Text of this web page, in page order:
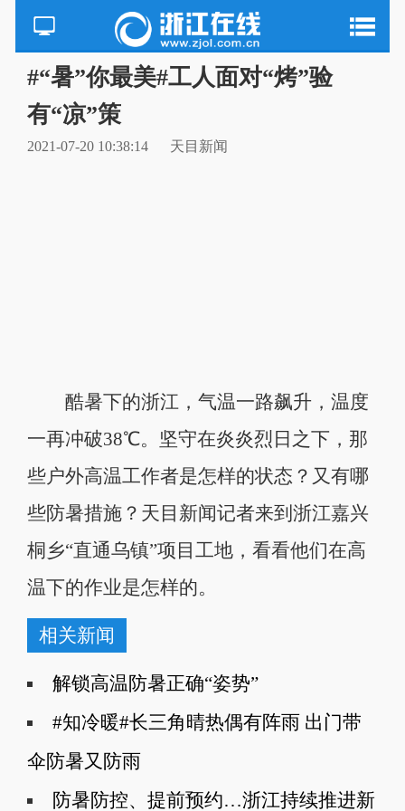
#“暑”你最美#工人面对“烤”验
有“凉”策
2021-07-20 10:38:14 天目新闻
酷暑下的浙江，气温一路飙升，温度
一再冲破38℃。坚守在炎炎烈日之下，那
些户外高温工作者是怎样的状态？又有哪
些防暑措施？天目新闻记者来到浙江嘉兴
桐乡“直通乌镇”项目工地，看看他们在高
温下的作业是怎样的。
相关新闻
解锁高温防暑正确“姿势”
#知冷暖#长三角晴热偶有阵雨 出门带
伞防暑又防雨
防暑防控、提前预约…浙江持续推进新